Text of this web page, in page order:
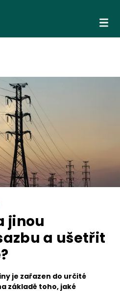
jinou
a ušetřit
je zařazen do určité
základě toho, jaké